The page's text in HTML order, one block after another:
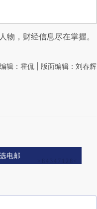
物，财经信息尽在掌握。
辑：霍侃 | 版面编辑：刘春辉
电邮